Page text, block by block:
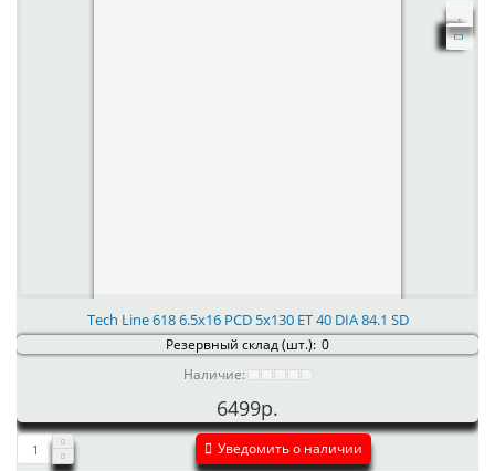
Tech Line 618 6.5x16 PCD 5x130 ET 40 DIA 84.1 SD
Резервный склад (шт.): 0
Наличие:
6499р.
Уведомить о наличии